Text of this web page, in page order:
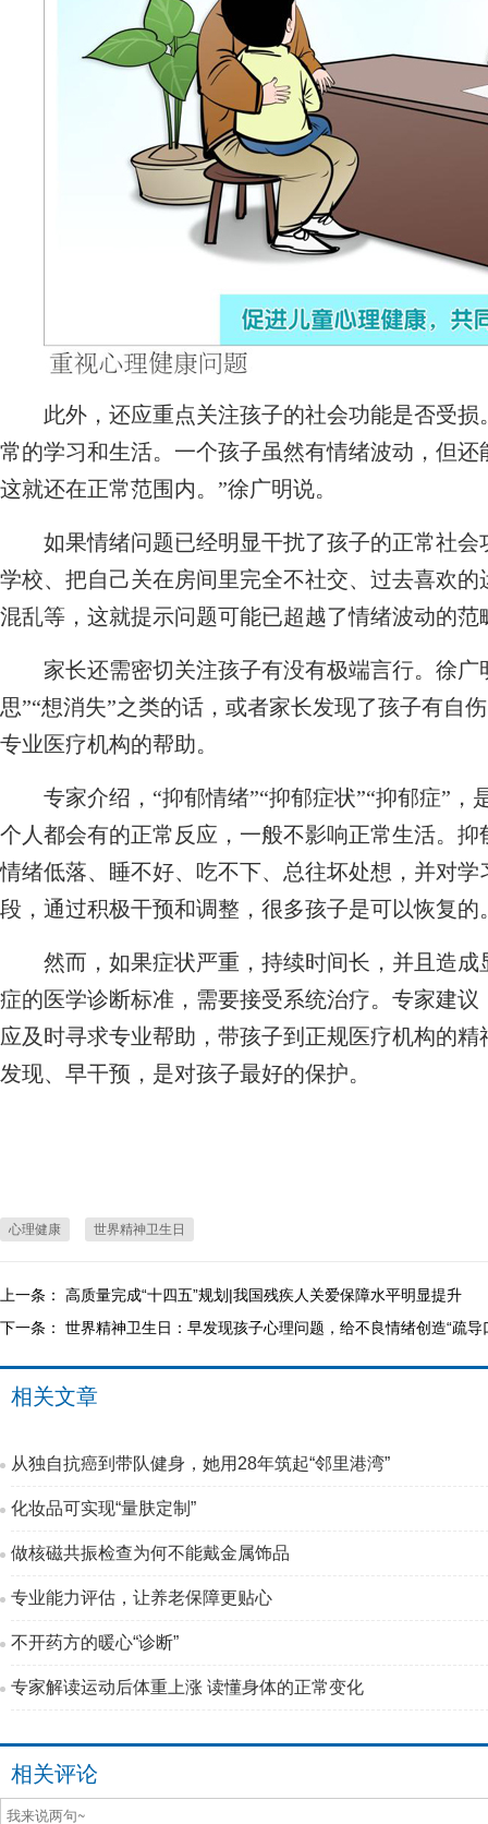
此外，还应重点关注孩子的社会功能是否受损
常的学习和生活。一个孩子虽然有情绪波动，但
这就还在正常范围内。”徐广明说。
如果情绪问题已经明显干扰了孩子的正常社会
学校、把自己关在房间里完全不社交、过去喜欢
混乱等，这就提示问题可能已超越了情绪波动的范
家长还需密切关注孩子有没有极端言行。徐广
思”“想消失”之类的话，或者家长发现了孩子有自
专业医疗机构的帮助。
专家介绍，“抑郁情绪”“抑郁症状”“抑郁症”，
个人都会有的正常反应，一般不影响正常生活。
情绪低落、睡不好、吃不下、总往坏处想，并对
段，通过积极干预和调整，很多孩子是可以恢复的
然而，如果症状严重，持续时间长，并且造成
症的医学诊断标准，需要接受系统治疗。专家建
应及时寻求专业帮助，带孩子到正规医疗机构的
发现、早干预，是对孩子最好的保护。
心理健康 世界精神卫生日
上一条： 高质量完成“十四五”规划|我国残疾人关爱保障水平明显提升
下一条： 世界精神卫生日：早发现孩子心理问题，给不良情绪创造“疏导
相关文章
从独自抗癌到带队健身，她用28年筑起“邻里港湾”
化妆品可实现“量肤定制”
做核磁共振检查为何不能戴金属饰品
专业能力评估，让养老保障更贴心
不开药方的暖心“诊断”
专家解读运动后体重上涨 读懂身体的正常变化
相关评论